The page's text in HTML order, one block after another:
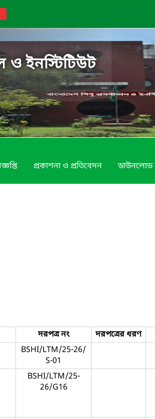
ও ইনস্টিটিউট
প্রকাশনা ও প্রতিবেদন ডাউনলোড
দরপত্র নং দরপত্রের ধরণ
BSHI/LTM/25-26/
S-01
BSHI/LTM/25-
26/G16